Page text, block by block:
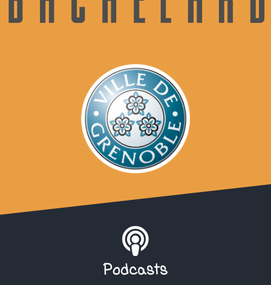
Podcasts